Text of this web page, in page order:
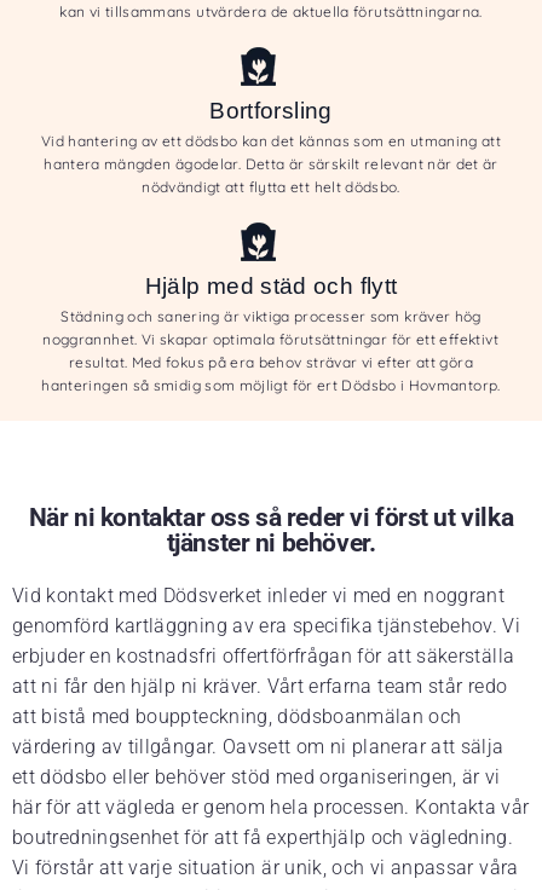
kan vi tillsammans utvärdera de aktuella förutsättningarna.
Bortforsling
Vid hantering av ett dödsbo kan det kännas som en utmaning att
hantera mängden ägodelar. Detta är särskilt relevant när det är
nödvändigt att flytta ett helt dödsbo.
Hjälp med städ och flytt
Städning och sanering är viktiga processer som kräver hög
noggrannhet. Vi skapar optimala förutsättningar för ett effektivt
resultat. Med fokus på era behov strävar vi efter att göra
hanteringen så smidig som möjligt för ert Dödsbo i Hovmantorp.
När ni kontaktar oss så reder vi först ut vilka
tjänster ni behöver.
Vid kontakt med Dödsverket inleder vi med en noggrant
genomförd kartläggning av era specifika tjänstebehov. Vi
erbjuder en kostnadsfri offertförfrågan för att säkerställa
att ni får den hjälp ni kräver. Vårt erfarna team står redo
att bistå med bouppteckning, dödsboanmälan och
värdering av tillgångar. Oavsett om ni planerar att sälja
ett dödsbo eller behöver stöd med organiseringen, är vi
här för att vägleda er genom hela processen. Kontakta vår
boutredningsenhet för att få experthjälp och vägledning.
Vi förstår att varje situation är unik, och vi anpassar våra